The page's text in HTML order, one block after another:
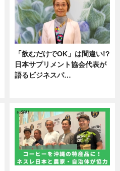
「飲むだけでOK」は間違い!?
日本サプリメント協会代表が
語るビジネスパ…